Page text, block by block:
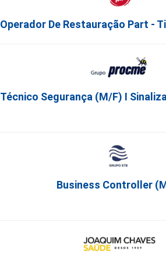
Operador De Restauração Part -
Técnico Segurança (m/f) I
Business Controller